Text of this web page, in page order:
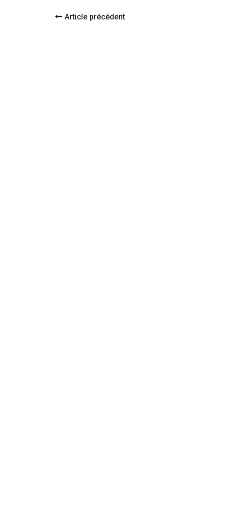
Navigation
Article précédent